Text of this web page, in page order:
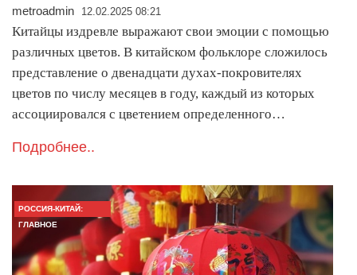
metroadmin 12.02.2025 08:21
Китайцы издревле выражают свои эмоции с помощью
различных цветов. В китайском фольклоре сложилось
представление о двенадцати духах-покровителях
цветов по числу месяцев в году, каждый из которых
ассоциировался с цветением определенного…
Подробнее..
РОССИЯ-КИТАЙ:
ГЛАВНОЕ